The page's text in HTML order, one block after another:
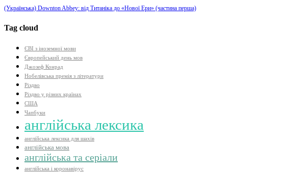
(Українська) Downton Abbey: від Титаніка до «Нової Ери» (частина перша)
Tag cloud
ЄВІ з іноземної мови
Європейський день мов
Джозеф Конрад
Нобелівська премія з літератури
Різдво
Різдво у різних країнах
США
Чапбуки
англійська лексика
англійська лексика для шахів
англійська мова
англійська та серіали
англійська і коронавірус